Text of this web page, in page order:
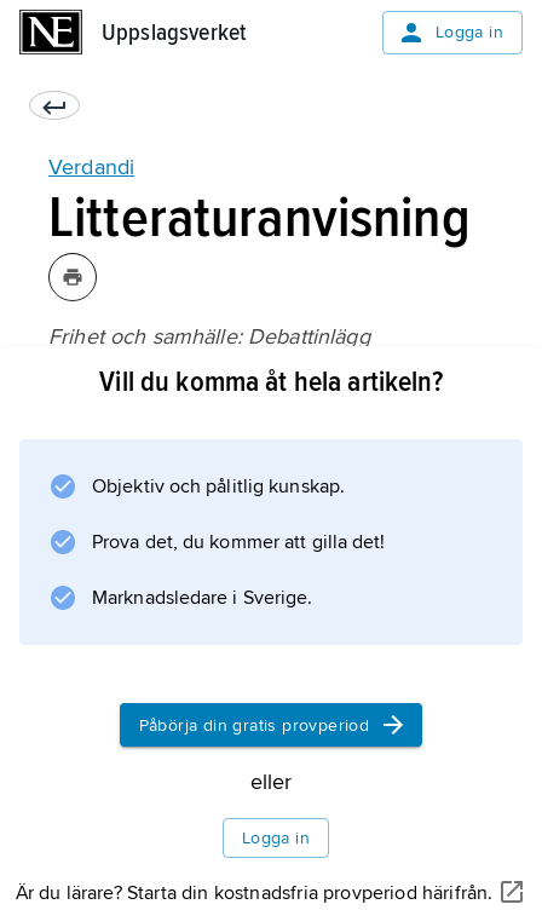
Uppslagsverket Logga in
Verdandi
Litteraturanvisning
Frihet och samhälle: Debattinlägg
, utgiven av Studentföreningen Verdandi
Vill du komma åt hela artikeln?
Objektiv och pålitlig kunskap.
Prova det, du kommer att gilla det!
Marknadsledare i Sverige.
Påbörja din gratis provperiod
eller
Logga in
Är du lärare? Starta din kostnadsfria provperiod härifrån.